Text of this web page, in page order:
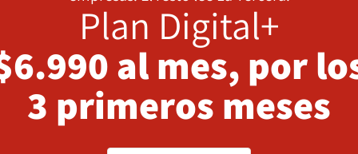
Plan Digital+
al mes, por
3 primeros meses